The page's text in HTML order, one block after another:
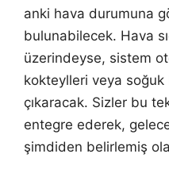
anki hava durumuna
bulunabilecek. Hava
üzerindeyse, sistem
kokteylleri veya soğuk
çıkaracak. Sizler bu
entegre ederek,
şimdiden belirlemiş